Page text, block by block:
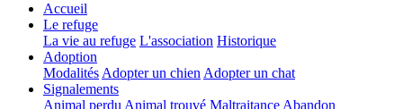
Accueil
Le refuge
La vie au refuge L'association Historique
Adoption
Modalités Adopter un chien Adopter un chat
Signalements
Animal perdu Animal trouvé Maltraitance Abandon